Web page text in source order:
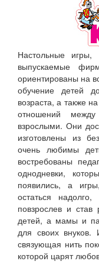
Настольные игры,
выпускаемые
ориентированы на
обучение детей
возраста, а также
отношений
взрослыми. Они
изготовлены из
очень любимы
востребованы
однодневки,
появились, а
остаться
повзрослев и
детей, а мамы и
для своих внуков.
связующая нить
которой царят